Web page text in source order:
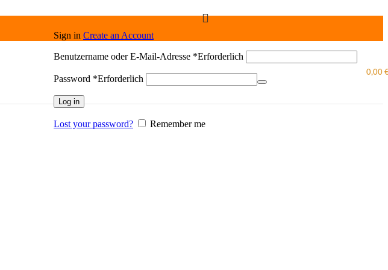
Sign in Create an Account
Benutzername oder E-Mail-Adresse *Erforderlich
Password *Erforderlich
Log in
Lost your password? Remember me
0,00